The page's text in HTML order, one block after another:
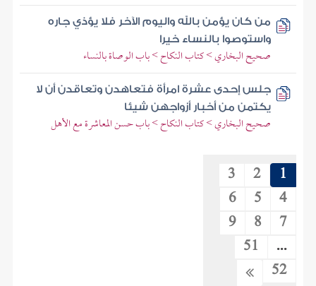
من كان يؤمن بالله واليوم الآخر فلا يؤذي جاره
واستوصوا بالنساء خيرا
صحيح البخاري > كتاب النكاح > باب الوصاة بالنساء
جلس إحدى عشرة امرأة فتعاهدن وتعاقدن أن لا
يكتمن من أخبار أزواجهن شيئا
صحيح البخاري > كتاب النكاح > باب حسن المعاشرة مع الأهل
1
2
3
4
5
6
7
8
9
...
51
52